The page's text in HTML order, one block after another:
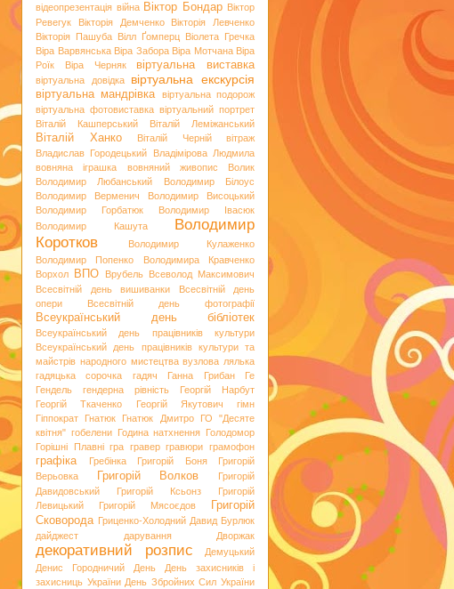
відеопрезентація війна Віктор Бондар Віктор
Ревегук
Вікторія Демченко
Вікторія Левченко
Вікторія Пашуба Вілл Ґомперц Віолета Гречка
Віра Варвянська Віра Забора Віра Мотчана Віра
Роїк
Віра Черняк віртуальна виставка
віртуальна довідка віртуальна екскурсія
віртуальна мандрівка
віртуальна подорож
віртуальна фотовиставка віртуальний портрет
Віталій Кашперський
Віталій Леміжанський
Віталій Ханко Віталій Черній
вітраж
Владислав Городецький
Владімірова Людмила
вовняна іграшка
вовняний живопис
Волик
Володимир Любанський
Володимир Білоус
Володимир Верменич
Володимир Висоцький
Володимир Горбатюк
Володимир Івасюк
Володимир Кашута
Володимир
Коротков
Володимир Кулаженко
Володимир Попенко
Володимира Кравченко
Ворхол
ВПО Врубель Всеволод Максимович
Всесвітній день вишиванки
Всесвітній день
опери
Всесвітній день фотографії
Всеукраїнський день бібліотек
Всеукраїнський день працівників культури
Всеукраїнський день працівників культури та
майстрів народного мистецтва вузлова лялька
гадяцька сорочка
гадяч Ганна Грибан
Ге
Гендель
гендерна рівність
Георгій Нарбут
Георгій Ткаченко
Георгій Якутович
гімн
Гіппократ
Гнатюк Гнатюк Дмитро
ГО "Десяте
квітня" гобелени Година натхнення Голодомор
Горішні Плавні гра гравер гравюри грамофон
графіка Гребінка Григорій Боня
Григорій
Верьовка
Григорій Волков
Григорій
Давидовський
Григорій Ксьонз
Григорій
Левицький
Григорій Мясоєдов
Григорій
Сковорода Гриценко-Холодний Давид Бурлюк
дайджест
дарування Дворжак
декоративний розпис
Демуцький
Денис Городничий
День
День захисників і
захисниць України День Збройних Сил України